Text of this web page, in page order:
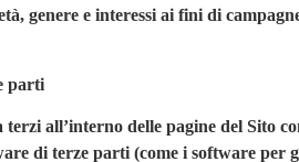
genere e interessi ai fini di
parti
all’interno delle pagine del Sito
di terze parti (come i software